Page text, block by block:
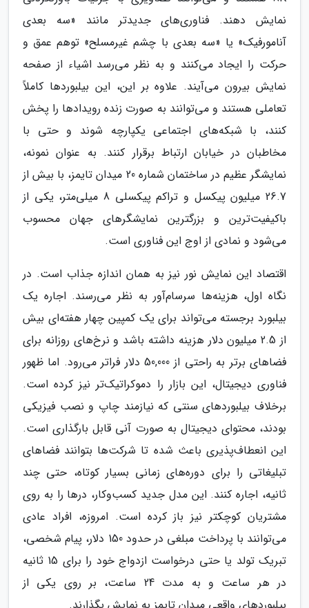
نمایش دهند. فناوری‌های جدیدتر مانند «سه بعدی
آنامورفیک» یا «سه بعدی با چشم غیرمسلح» توهم عمق و
حرکت را ایجاد می‌کنند و به نظر می‌رسد اشیاء از صفحه
نمایش بیرون می‌آیند. علاوه بر این، این بیلبوردها کاملاً
تعاملی هستند و می‌توانند به صورت زنده رویدادها را پخش
کنند، با شبکه‌های اجتماعی یکپارچه شوند و حتی با
مخاطبان در خیابان ارتباط برقرار کنند. به عنوان نمونه،
نمایشگر عظیم در ساختمان شماره 20 میدان تایمز، با بیش از
26.7 میلیون پیکسل و تراکم پیکسلی 8 میلی‌متر، یکی از
باکیفیت‌ترین و بزرگترین نمایشگرهای جهان محسوب
می‌شود و نمادی از اوج این فناوری است.
اقتصاد این نمایش نور نیز به همان اندازه جذاب است. در
نگاه اول، هزینه‌ها سرسام‌آور به نظر می‌رسند. اجاره یک
بیلبورد برجسته می‌تواند برای یک کمپین چهار هفته‌ای بیش
از 2.5 میلیون دلار هزینه داشته باشد و نرخ‌های روزانه برای
فضاهای برتر به راحتی از 50,000 دلار فراتر می‌رود. اما ظهور
فناوری دیجیتال، این بازار را دموکراتیک‌تر نیز کرده است.
برخلاف بیلبوردهای سنتی که نیازمند چاپ و نصب فیزیکی
بودند، محتوای دیجیتال به صورت آنی قابل بارگذاری است.
این انعطاف‌پذیری باعث شده تا شرکت‌ها بتوانند فضاهای
تبلیغاتی را برای دوره‌های زمانی بسیار کوتاه، حتی چند
ثانیه، اجاره کنند. این مدل جدید کسب‌وکار، درها را به روی
مشتریان کوچکتر نیز باز کرده است. امروزه، افراد عادی
می‌توانند با پرداخت مبلغی در حدود 150 دلار، پیام شخصی،
تبریک تولد یا حتی درخواست ازدواج خود را برای 15 ثانیه
در هر ساعت و به مدت 24 ساعت، بر روی یکی از